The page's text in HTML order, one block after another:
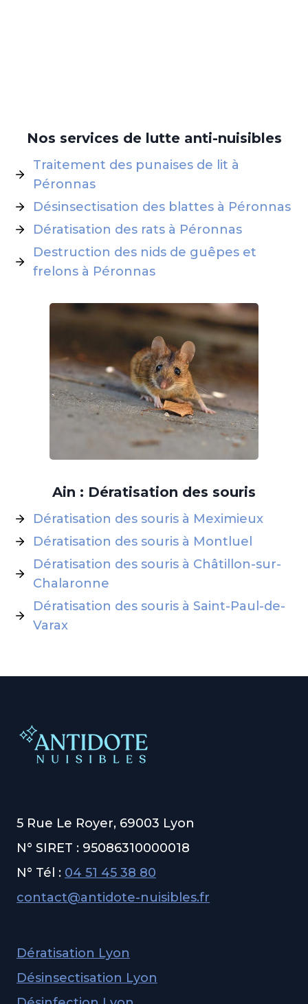
Nos services de lutte anti-nuisibles
Traitement des punaises de lit à
Péronnas
Désinsectisation des blattes à Péronnas
Dératisation des rats à Péronnas
Destruction des nids de guêpes et
frelons à Péronnas
Ain : Dératisation des souris
Dératisation des souris à Meximieux
Dératisation des souris à Montluel
Dératisation des souris à Châtillon-sur-
Chalaronne
Dératisation des souris à Saint-Paul-de-
Varax
5 Rue Le Royer, 69003 Lyon
N° SIRET : 95086310000018
N° Tél : 04 51 45 38 80
contact@antidote-nuisibles.fr
Dératisation Lyon
Désinsectisation Lyon